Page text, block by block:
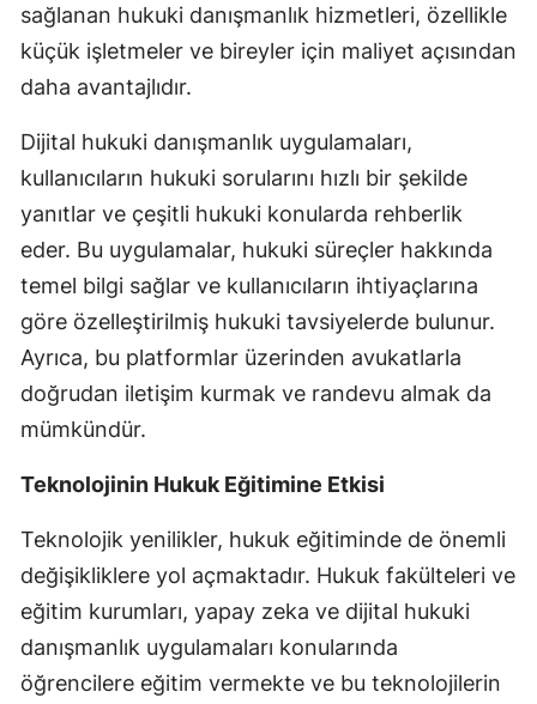
sağlanan hukuki danışmanlık hizmetleri, özellikle
küçük işletmeler ve bireyler için maliyet açısından
daha avantajlıdır.
Dijital hukuki danışmanlık uygulamaları,
kullanıcıların hukuki sorularını hızlı bir şekilde
yanıtlar ve çeşitli hukuki konularda rehberlik
eder. Bu uygulamalar, hukuki süreçler hakkında
temel bilgi sağlar ve kullanıcıların ihtiyaçlarına
göre özelleştirilmiş hukuki tavsiyelerde bulunur.
Ayrıca, bu platformlar üzerinden avukatlarla
doğrudan iletişim kurmak ve randevu almak da
mümkündür.
Teknolojinin Hukuk Eğitimine Etkisi
Teknolojik yenilikler, hukuk eğitiminde de önemli
değişikliklere yol açmaktadır. Hukuk fakülteleri ve
eğitim kurumları, yapay zeka ve dijital hukuki
danışmanlık uygulamaları konularında
öğrencilere eğitim vermekte ve bu teknolojilerin